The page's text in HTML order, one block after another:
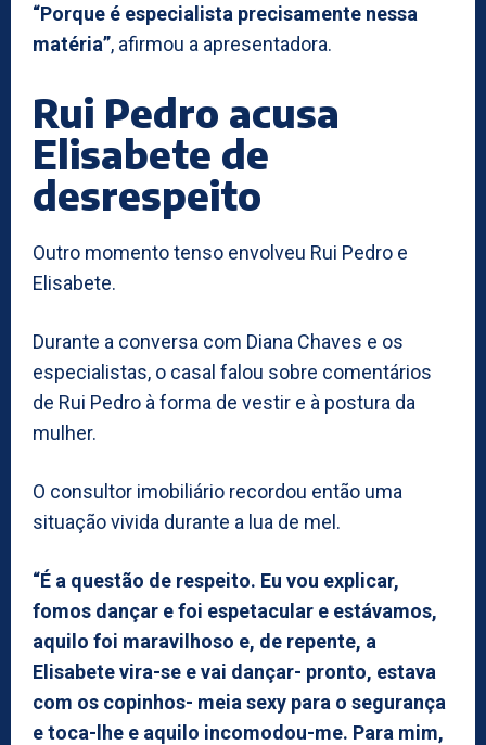
“Porque é especialista precisamente nessa
matéria”, afirmou a apresentadora.
Rui Pedro acusa
Elisabete de
desrespeito
Outro momento tenso envolveu Rui Pedro e
Elisabete.
Durante a conversa com Diana Chaves e os
especialistas, o casal falou sobre comentários
de Rui Pedro à forma de vestir e à postura da
mulher.
O consultor imobiliário recordou então uma
situação vivida durante a lua de mel.
“É a questão de respeito. Eu vou explicar,
fomos dançar e foi espetacular e estávamos,
aquilo foi maravilhoso e, de repente, a
Elisabete vira-se e vai dançar- pronto, estava
com os copinhos- meia sexy para o segurança
e toca-lhe e aquilo incomodou-me. Para mim,